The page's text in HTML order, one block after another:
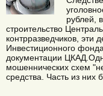
рублей,
строительство
контрразведчиков, эти
Инвестиционного
документации
мошеннических схем
средства. Часть из них